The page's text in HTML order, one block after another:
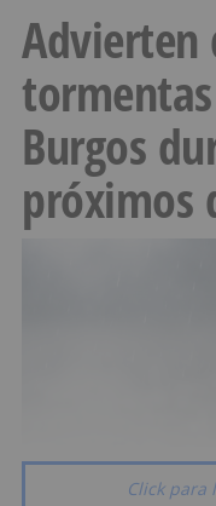
Advierten
Burgos
próximos
Click para